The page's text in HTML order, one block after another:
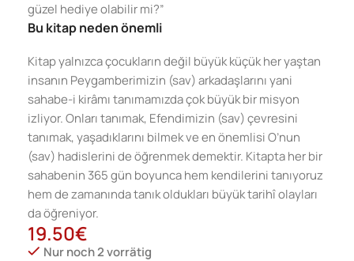
güzel hediye olabilir mi?”
Bu kitap neden önemli
Kitap yalnızca çocukların değil büyük küçük her yaştan
insanın Peygamberimizin (sav) arkadaşlarını yani
sahabe-i kirâmı tanımamızda çok büyük bir misyon
izliyor. Onları tanımak, Efendimizin (sav) çevresini
tanımak, yaşadıklarını bilmek ve en önemlisi O’nun
(sav) hadislerini de öğrenmek demektir. Kitapta her bir
sahabenin 365 gün boyunca hem kendilerini tanıyoruz
hem de zamanında tanık oldukları büyük tarihî olayları
da öğreniyor.
19.50€
Nur noch 2 vorrätig